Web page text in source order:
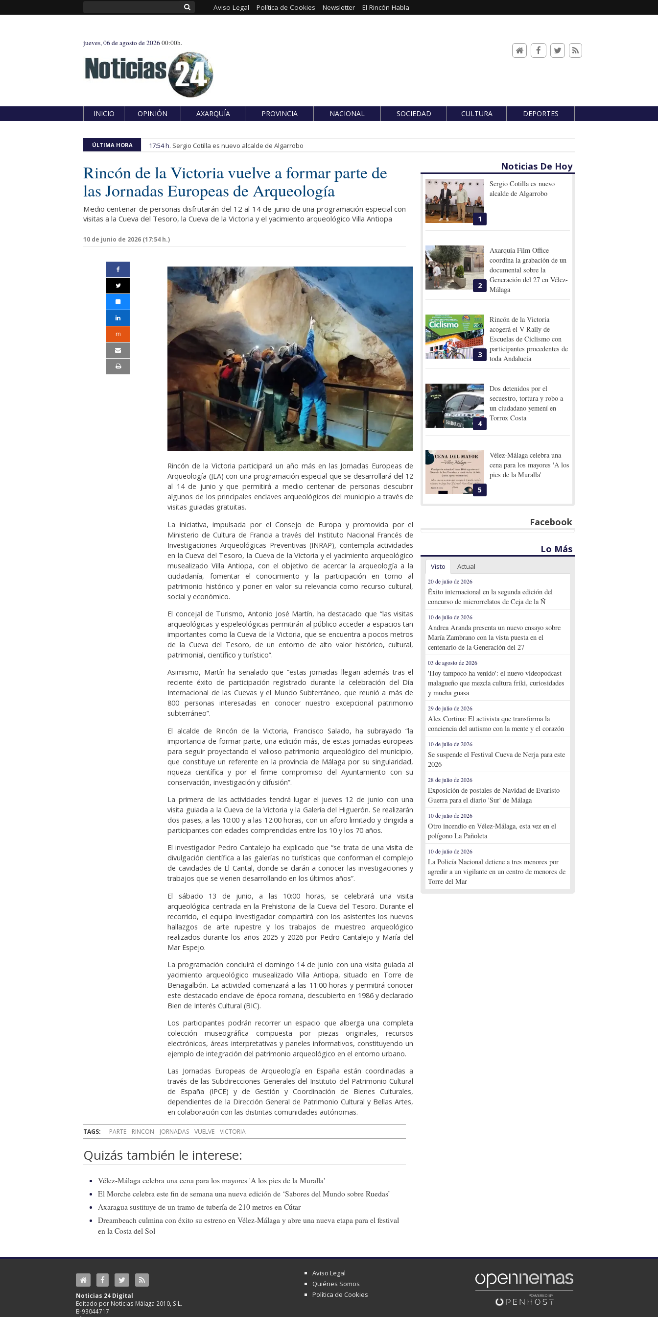
Aviso Legal Política de Cookies Newsletter El Rincón Habla
jueves, 06 de agosto de 202600:00h.
INICIO OPINIÓN AXARQUÍA PROVINCIA NACIONAL SOCIEDAD CULTURA DEPORTES
ÚLTIMA HORA 17:54 h. Sergio Cotilla es nuevo alcalde de Algarrobo
Rincón de la Victoria vuelve a formar parte de
las Jornadas Europeas de Arqueología
Medio centenar de personas disfrutarán del 12 al 14 de junio de una programación especial con
visitas a la Cueva del Tesoro, la Cueva de la Victoria y el yacimiento arqueológico Villa Antiopa
10 de junio de 2026 (17:54 h.)
m
Rincón de la Victoria participará un año más en las Jornadas Europeas de
Arqueología (JEA) con una programación especial que se desarrollará del 12
al 14 de junio y que permitirá a medio centenar de personas descubrir
algunos de los principales enclaves arqueológicos del municipio a través de
visitas guiadas gratuitas.
La iniciativa, impulsada por el Consejo de Europa y promovida por el
Ministerio de Cultura de Francia a través del Instituto Nacional Francés de
Investigaciones Arqueológicas Preventivas (INRAP), contempla actividades
en la Cueva del Tesoro, la Cueva de la Victoria y el yacimiento arqueológico
musealizado Villa Antiopa, con el objetivo de acercar la arqueología a la
ciudadanía, fomentar el conocimiento y la participación en torno al
patrimonio histórico y poner en valor su relevancia como recurso cultural,
social y económico.
El concejal de Turismo, Antonio José Martín, ha destacado que “las visitas
arqueológicas y espeleológicas permitirán al público acceder a espacios tan
importantes como la Cueva de la Victoria, que se encuentra a pocos metros
de la Cueva del Tesoro, de un entorno de alto valor histórico, cultural,
patrimonial, científico y turístico”.
Asimismo, Martín ha señalado que “estas jornadas llegan además tras el
reciente éxito de participación registrado durante la celebración del Día
Internacional de las Cuevas y el Mundo Subterráneo, que reunió a más de
800 personas interesadas en conocer nuestro excepcional patrimonio
subterráneo”.
El alcalde de Rincón de la Victoria, Francisco Salado, ha subrayado “la
importancia de formar parte, una edición más, de estas jornadas europeas
para seguir proyectando el valioso patrimonio arqueológico del municipio,
que constituye un referente en la provincia de Málaga por su singularidad,
riqueza científica y por el firme compromiso del Ayuntamiento con su
conservación, investigación y difusión”.
La primera de las actividades tendrá lugar el jueves 12 de junio con una
visita guiada a la Cueva de la Victoria y la Galería del Higuerón. Se realizarán
dos pases, a las 10:00 y a las 12:00 horas, con un aforo limitado y dirigida a
participantes con edades comprendidas entre los 10 y los 70 años.
El investigador Pedro Cantalejo ha explicado que “se trata de una visita de
divulgación científica a las galerías no turísticas que conforman el complejo
de cavidades de El Cantal, donde se darán a conocer las investigaciones y
trabajos que se vienen desarrollando en los últimos años”.
El sábado 13 de junio, a las 10:00 horas, se celebrará una visita
arqueológica centrada en la Prehistoria de la Cueva del Tesoro. Durante el
recorrido, el equipo investigador compartirá con los asistentes los nuevos
hallazgos de arte rupestre y los trabajos de muestreo arqueológico
realizados durante los años 2025 y 2026 por Pedro Cantalejo y María del
Mar Espejo.
La programación concluirá el domingo 14 de junio con una visita guiada al
yacimiento arqueológico musealizado Villa Antiopa, situado en Torre de
Benagalbón. La actividad comenzará a las 11:00 horas y permitirá conocer
este destacado enclave de época romana, descubierto en 1986 y declarado
Bien de Interés Cultural (BIC).
Los participantes podrán recorrer un espacio que alberga una completa
colección museográfica compuesta por piezas originales, recursos
electrónicos, áreas interpretativas y paneles informativos, constituyendo un
ejemplo de integración del patrimonio arqueológico en el entorno urbano.
Las Jornadas Europeas de Arqueología en España están coordinadas a
través de las Subdirecciones Generales del Instituto del Patrimonio Cultural
de España (IPCE) y de Gestión y Coordinación de Bienes Culturales,
dependientes de la Dirección General de Patrimonio Cultural y Bellas Artes,
en colaboración con las distintas comunidades autónomas.
TAGS: PARTE RINCON JORNADAS VUELVE VICTORIA
Quizás también le interese:
Vélez-Málaga celebra una cena para los mayores 'A los pies de la Muralla'
El Morche celebra este fin de semana una nueva edición de ‘Sabores del Mundo sobre Ruedas’
Axaragua sustituye de un tramo de tubería de 210 metros en Cútar
Dreambeach culmina con éxito su estreno en Vélez-Málaga y abre una nueva etapa para el festival
en la Costa del Sol
Noticias De Hoy
1
Sergio Cotilla es nuevo
alcalde de Algarrobo
2
Axarquía Film Office
coordina la grabación de un
documental sobre la
Generación del 27 en Vélez-
Málaga
3
Rincón de la Victoria
acogerá el V Rally de
Escuelas de Ciclismo con
participantes procedentes de
toda Andalucía
4
Dos detenidos por el
secuestro, tortura y robo a
un ciudadano yemení en
Torrox Costa
5
Vélez-Málaga celebra una
cena para los mayores 'A los
pies de la Muralla'
Facebook
Lo Más
Visto Actual
20 de julio de 2026
Éxito internacional en la segunda edición del
concurso de microrrelatos de Ceja de la Ñ
10 de julio de 2026
Andrea Aranda presenta un nuevo ensayo sobre
María Zambrano con la vista puesta en el
centenario de la Generación del 27
03 de agosto de 2026
'Hoy tampoco ha venido': el nuevo videopodcast
malagueño que mezcla cultura friki, curiosidades
y mucha guasa
29 de julio de 2026
Alex Cortina: El activista que transforma la
conciencia del autismo con la mente y el corazón
10 de julio de 2026
Se suspende el Festival Cueva de Nerja para este
2026
28 de julio de 2026
Exposición de postales de Navidad de Evaristo
Guerra para el diario 'Sur' de Málaga
10 de julio de 2026
Otro incendio en Vélez-Málaga, esta vez en el
polígono La Pañoleta
10 de julio de 2026
La Policía Nacional detiene a tres menores por
agredir a un vigilante en un centro de menores de
Torre del Mar
Noticias 24 Digital
Editado por Noticias Málaga 2010, S.L.
B-93044717
Aviso Legal
Quiénes Somos
Política de Cookies